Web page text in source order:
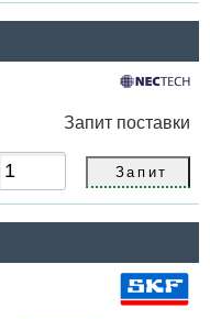
Запит поставки